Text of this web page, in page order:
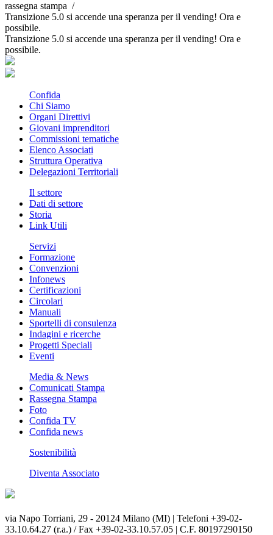
rassegna stampa /
Transizione 5.0 si accende una speranza per il vending! Ora e
possibile.
Transizione 5.0 si accende una speranza per il vending! Ora e
possibile.
Confida
Chi Siamo
Organi Direttivi
Giovani imprenditori
Commissioni tematiche
Elenco Associati
Struttura Operativa
Delegazioni Territoriali
Il settore
Dati di settore
Storia
Link Utili
Servizi
Formazione
Convenzioni
Infonews
Certificazioni
Circolari
Manuali
Sportelli di consulenza
Indagini e ricerche
Progetti Speciali
Eventi
Media & News
Comunicati Stampa
Rassegna Stampa
Foto
Confida TV
Confida news
Sostenibilità
Diventa Associato
via Napo Torriani, 29 - 20124 Milano (MI) | Telefoni +39-02-
33.10.64.27 (r.a.) / Fax +39-02-33.10.57.05 | C.F. 80197290150